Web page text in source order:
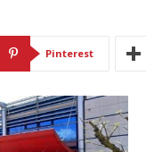
Pinterest